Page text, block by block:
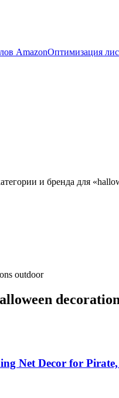
AmazonОптимизация
и бренда для
outdoor
Net Decor for